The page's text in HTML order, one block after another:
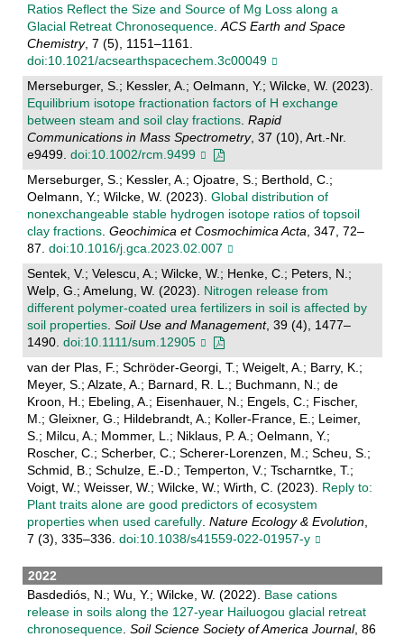
Ratios Reflect the Size and Source of Mg Loss along a
Glacial Retreat Chronosequence. ACS Earth and Space
Chemistry, 7 (5), 1151–1161.
doi:10.1021/acsearthspacechem.3c00049
Merseburger, S.; Kessler, A.; Oelmann, Y.; Wilcke, W. (2023).
Equilibrium isotope fractionation factors of H exchange
between steam and soil clay fractions. Rapid
Communications in Mass Spectrometry, 37 (10), Art.-Nr.
e9499. doi:10.1002/rcm.9499
Merseburger, S.; Kessler, A.; Ojoatre, S.; Berthold, C.;
Oelmann, Y.; Wilcke, W. (2023). Global distribution of
nonexchangeable stable hydrogen isotope ratios of topsoil
clay fractions. Geochimica et Cosmochimica Acta , 347, 72–
87. doi:10.1016/j.gca.2023.02.007
Sentek, V.; Velescu, A.; Wilcke, W.; Henke, C.; Peters, N.;
Welp, G.; Amelung, W. (2023). Nitrogen release from
different polymer‐coated urea fertilizers in soil is affected by
soil properties. Soil Use and Management, 39 (4), 1477–
1490. doi:10.1111/sum.12905
van der Plas, F.; Schröder-Georgi, T.; Weigelt, A.; Barry, K.;
Meyer, S.; Alzate, A.; Barnard, R. L.; Buchmann, N.; de
Kroon, H.; Ebeling, A.; Eisenhauer, N.; Engels, C.; Fischer,
M.; Gleixner, G.; Hildebrandt, A.; Koller-France, E.; Leimer,
S.; Milcu, A.; Mommer, L.; Niklaus, P. A.; Oelmann, Y.;
Roscher, C.; Scherber, C.; Scherer-Lorenzen, M.; Scheu, S.;
Schmid, B.; Schulze, E.-D.; Temperton, V.; Tscharntke, T.;
Voigt, W.; Weisser, W.; Wilcke, W.; Wirth, C. (2023). Reply to:
Plant traits alone are good predictors of ecosystem
properties when used carefully. Nature Ecology & Evolution,
7 (3), 335–336. doi:10.1038/s41559-022-01957-y
2022
Basdediós, N.; Wu, Y.; Wilcke, W. (2022). Base cations
release in soils along the 127‐year Hailuogou glacial retreat
chronosequence. Soil Science Society of America Journal, 86